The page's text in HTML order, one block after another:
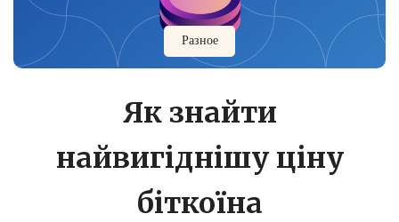
Разное
Як знайти
найвигіднішу ціну
біткоїна